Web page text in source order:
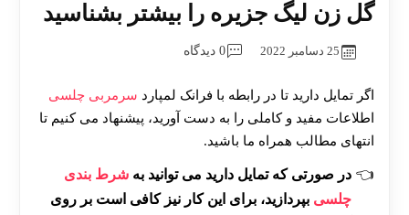
گل زن لیگ جزیره را بیشتر بشناسید
25 دسامبر 2022 0 دیدگاه
اگر تمایل دارید تا در رابطه با فرانک لمپارد سرمربی چلسی
اطلاعات مفید و کاملی را به دست آورید، پیشنهاد می کنیم تا
انتهای مطالب همراه ما باشید.
در صورتی که تمایل دارید می توانید به شرط بندی
چلسی بپردازید، برای این کار نیز کافی است بر روی